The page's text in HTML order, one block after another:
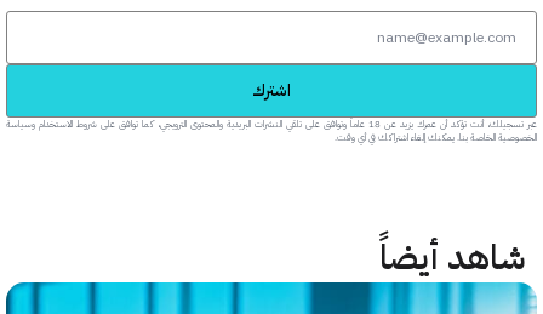
عبر تسجيلك، أنت تؤكد أن عمرك يزيد عن 18 عاماً وتوافق على تلقي النشرات البريدية والمحتوى الترويجي، كما توافق على شروط الاستخدام وسياسة
بنا. يمكنك إلغاء اشتراكك في أي وقت.
أيضاً